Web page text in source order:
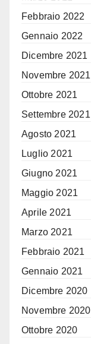
Febbraio 2022
Gennaio 2022
Dicembre 2021
Novembre 2021
Ottobre 2021
Settembre 2021
Agosto 2021
Luglio 2021
Giugno 2021
Maggio 2021
Aprile 2021
Marzo 2021
Febbraio 2021
Gennaio 2021
Dicembre 2020
Novembre 2020
Ottobre 2020